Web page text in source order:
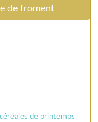
de froment
de printemps